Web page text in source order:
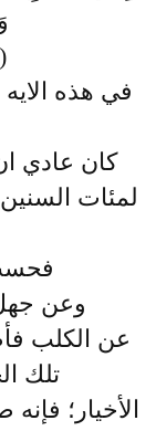
في هذه
كان عادي
لمئات
وعن
عن الكلب
تلك
الأخيار؛